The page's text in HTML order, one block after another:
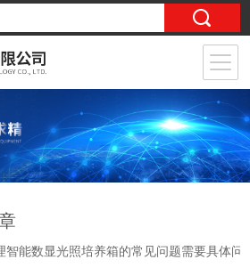
能数显光照培养箱的常见问题需要具体问题具体分析